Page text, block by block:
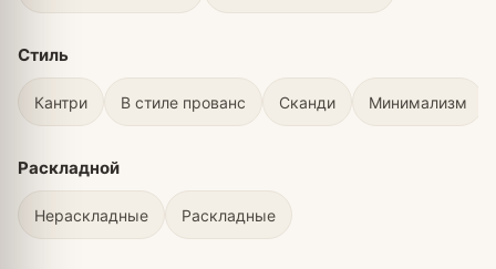
Стиль
Кантри В стиле прованс Сканди Минимализм
Раскладной
Нераскладные Раскладные